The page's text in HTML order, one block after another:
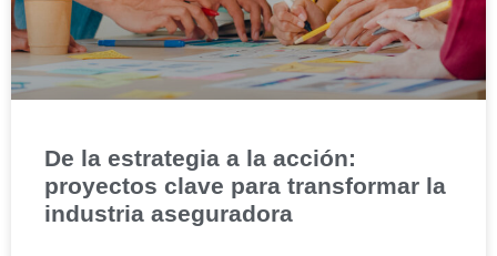
De la estrategia a la acción:
proyectos clave para transformar la
industria aseguradora